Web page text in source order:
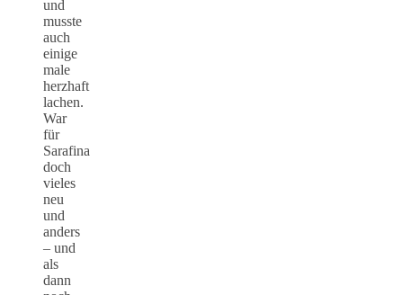
und
musste
auch
einige
male
herzhaft
lachen.
War
für
Sarafina
doch
vieles
neu
und
anders
– und
als
dann